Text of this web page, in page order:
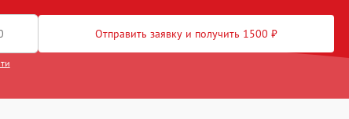
Отправить заявку и получить 1500 ₽